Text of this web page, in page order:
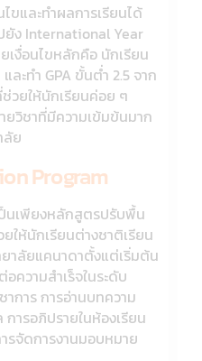
ขและทำผลการเรียนได้
ยัง International Year
เงื่อนไขหลักคือ นักเรียน
ละทำ GPA ขั้นต่ำ 2.5 จาก
ช่วยให้นักเรียนค่อย ๆ
วิชาที่มีความเข้มข้นมาก
ลัย
Program
นเพียงหลักสูตรปรับพื้น
ให้นักเรียนต่างชาติเรียน
าลัยแคนาดาตั้งแต่เริ่มต้น
ความสำเร็จในระดับ
าการ การอ่านบทความ
ารอภิปรายในห้องเรียน
รจัดการงานมอบหมาย